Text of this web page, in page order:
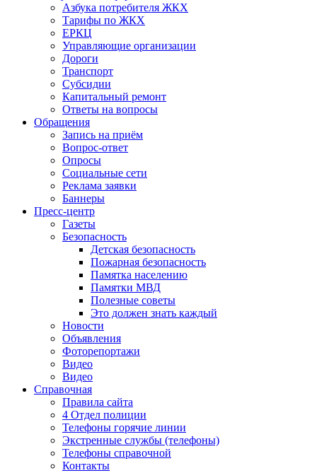
Азбука потребителя ЖКХ
Тарифы по ЖКХ
ЕРКЦ
Управляющие организации
Дороги
Транспорт
Субсидии
Капитальный ремонт
Ответы на вопросы
Обращения
Запись на приём
Вопрос-ответ
Опросы
Социальные сети
Реклама заявки
Баннеры
Пресс-центр
Газеты
Безопасность
Детская безопасность
Пожарная безопасность
Памятка населению
Памятки МВД
Полезные советы
Это должен знать каждый
Новости
Объявления
Фоторепортажи
Видео
Видео
Справочная
Правила сайта
4 Отдел полиции
Телефоны горячие линии
Экстренные службы (телефоны)
Телефоны справочной
Контакты